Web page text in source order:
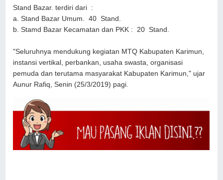
Stand Bazar. terdiri dari :
a. Stand Bazar Umum. 40 Stand.
b. Stamd Bazar Kecamatan dan PKK : 20 Stand.
"Seluruhnya mendukung kegiatan MTQ Kabupaten Karimun,
instansi vertikal, perbankan, usaha swasta, organisasi
pemuda dan terutama masyarakat Kabupaten Karimun," ujar
Aunur Rafiq, Senin (25/3/2019) pagi.